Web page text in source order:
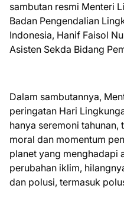
sambutan resmi Menteri
Badan Pengendalian
Indonesia, Hanif Faisol
Asisten Sekda Bidang
Dalam sambutannya,
peringatan Hari
hanya seremoni
moral dan momentum
planet yang menghadapi
perubahan iklim,
dan polusi, termasuk